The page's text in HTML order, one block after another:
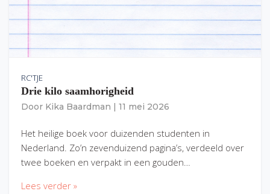
RC'TJE
Drie kilo saamhorigheid
Door Kika Baardman 11 mei 2026
Het heilige boek voor duizenden studenten in
Nederland. Zo’n zevenduizend pagina’s, verdeeld over
twee boeken en verpakt in een gouden…
Lees verder »